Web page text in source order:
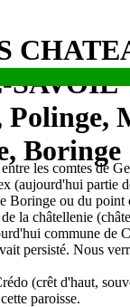
SAVOIE
Polinge,
Boringe
les comtes de
(aujourd'hui partie
Boringe ou du
la châtellenie
commune de
persisté. Nous
(crêt d'haut,
paroisse.